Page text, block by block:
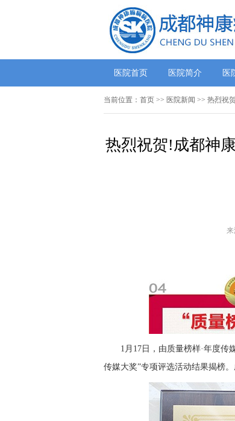
医院首页 医院简介 医
当前位置： 首页 >> 医院新闻 >> 热烈祝
热烈祝贺!成都神
1月17日，由质量榜样·年度传
传媒大奖”专项评选活动结果揭榜